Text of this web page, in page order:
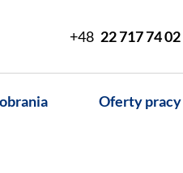
+48 22 717 74 02
Oferty pracy